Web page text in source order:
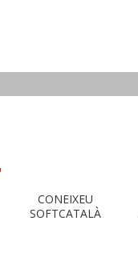
CONEIXEU
SOFTCATALÀ